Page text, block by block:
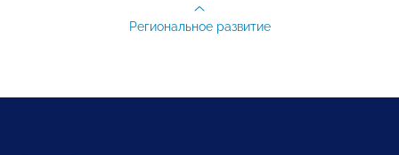
Региональное развитие